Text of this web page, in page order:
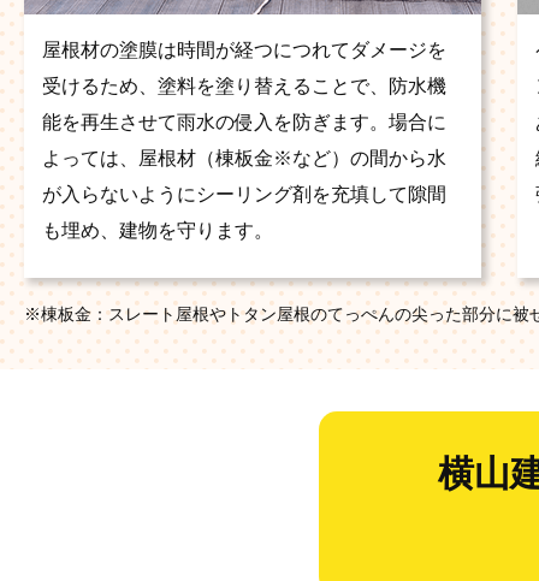
屋根材の塗膜は時間が経つにつれてダメージを
受けるため、塗料を塗り替えることで、防水機
能を再生させて雨水の侵入を防ぎます。場合に
よっては、屋根材（棟板金※など）の間から水
が入らないようにシーリング剤を充填して隙間
も埋め、建物を守ります。
※棟板金：スレート屋根やトタン屋根のてっぺんの尖った部分に被
横山